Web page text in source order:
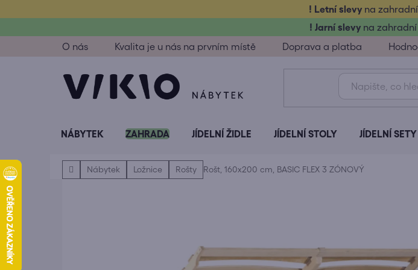
na
! Letní slevy na
! Jarní slevy na
O nás
Kvalita je u nás na prvním místě Doprava a platba
NÁBYTEK ZAHRADA JÍDELNÍ ŽIDLE JÍDELNÍ STOLY JÍDELNÍ SETY
DomůNábytek Ložnice Rošty Rošt, 160x200 cm, BASIC FLEX 3 ZÓNOVÝ